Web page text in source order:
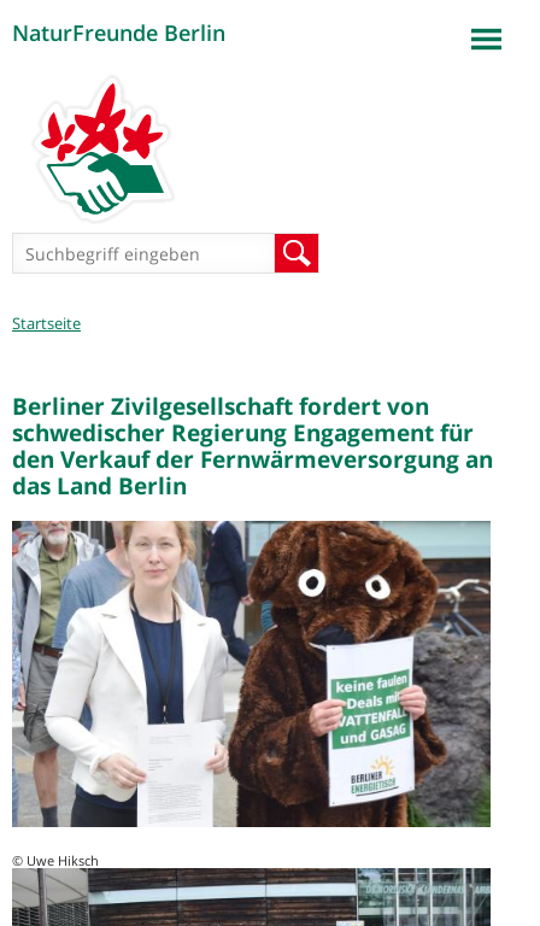
NaturFreunde Berlin
Suchformular
Sie
Startseite
Berliner Zivilgesellschaft fordert von
schwedischer Regierung Engagement für
den Verkauf der Fernwärmeversorgung an
das Land Berlin
© Uwe Hiksch